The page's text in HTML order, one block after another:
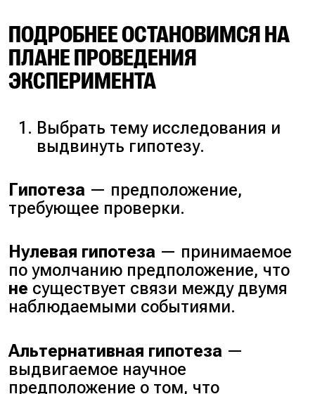
ПОДРОБНЕЕ ОСТАНОВИМСЯ НА
ПЛАНЕ ПРОВЕДЕНИЯ
ЭКСПЕРИМЕНТА
Выбрать тему исследования и
выдвинуть гипотезу.
Гипотеза — предположение,
требующее проверки.
Нулевая гипотеза — принимаемое
по умолчанию предположение, что
не существует связи между двумя
наблюдаемыми событиями.
Альтернативная гипотеза —
выдвигаемое научное
предположение о том, что